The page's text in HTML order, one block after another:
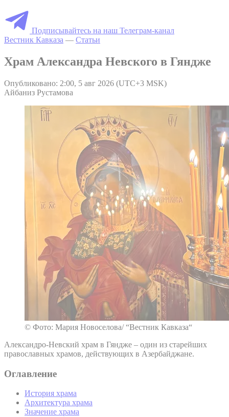
Подписывайтесь на наш Телеграм-канал
Вестник Кавказа — Статьи
Храм Александра Невского в Гяндже
Опубликовано: 2:00, 5 авг 2026 (UTC+3 MSK)
Айбаниз Рустамова
© Фото: Мария Новоселова/ “Вестник Кавказа“
Александро-Невский храм в Гяндже – один из старейших
православных храмов, действующих в Азербайджане.
Оглавление
История храма
Архитектура храма
Значение храма